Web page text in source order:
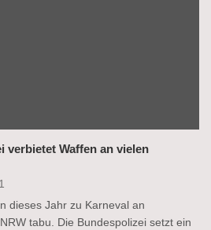
verbietet Waffen an vielen
dieses Jahr zu Karneval an
tabu. Die Bundespolizei setzt ein